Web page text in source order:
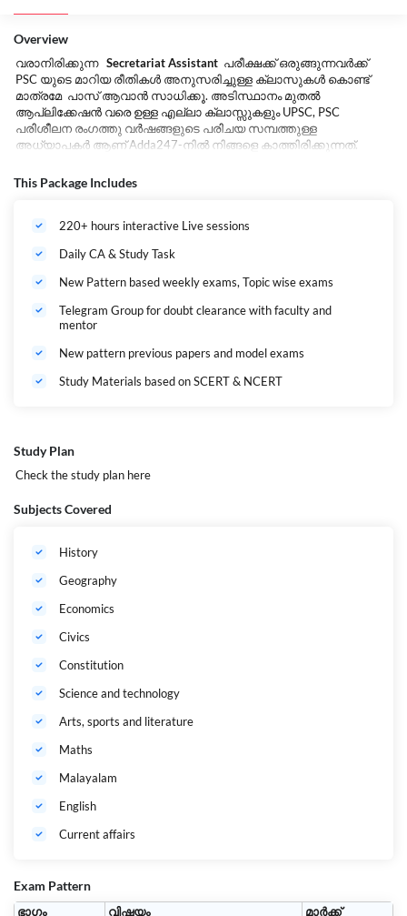
Overview
വരാനിരിക്കുന്ന Secretariat Assistant പരീക്ഷക്ക് ഒരുങ്ങുന്നവർക്ക്
PSC യുടെ മാറിയ രീതികൾ അനുസരിച്ചുള്ള ക്ലാസുകൾ കൊണ്ട്
മാത്രമേ പാസ് ആവാൻ സാധിക്കൂ. അടിസ്ഥാനം മുതൽ
ആപ്ലിക്കേഷൻ വരെ ഉള്ള എല്ലാ ക്ലാസ്സുകളും UPSC, PSC
പരിശീലന രംഗത്തു വർഷങ്ങളുടെ പരിചയ സമ്പത്തുള്ള
അധ്യാപകർ ആണ് Adda247-നിൽ നിങ്ങളെ കാത്തിരിക്കുന്നത്.
വിജയകരമായി പരിശീലിപ്പിച്ച Adda247, മറ്റ് കോച്ചിങ് സ്ഥാപനങ്ങളിൽ
നിന്ന് വ്യത്യസ്തമായി ഏത് തരം ചോദ്യങ്ങൾ വന്നാലും നേരിടാൻ
ഒരുക്കിയിരിക്കുന്നത്.
SCERT & NCERT ബെയ്സ് ചെയ്തുള്ള മെറ്റീരിയലുകൾ
സമഗ്ര ക്വസ്റ്റ്യൻ പൂൾ ഉപയോഗിച്ച് വിദഗ്ധ പാനൽ
നിങ്ങളുടെ സ്വപ്ന സാക്ഷാകാരത്തിനായി Adda247 ആരംഭിക്കുന്ന
This Package Includes
220+ hours interactive Live sessions
Daily CA & Study Task
New Pattern based weekly exams, Topic wise exams
Telegram Group for doubt clearance with faculty and
mentor
New pattern previous papers and model exams
Study Materials based on SCERT & NCERT
Study Plan
Check the study plan here
Subjects Covered
History
Geography
Economics
Civics
Constitution
Science and technology
Arts, sports and literature
Maths
Malayalam
English
Current affairs
Exam Pattern
ഭാഗം വിഷയം മാർക്ക്